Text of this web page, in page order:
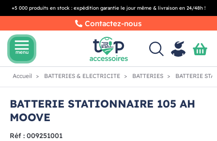
+5 000 produits en stock : expédition garantie le jour même & livraison en 24/48h !
Contactez-nous
menu
menu
Accueil BATTERIES & ELECTRICITE BATTERIES BATTERIE
BATTERIE STATIONNAIRE 105 AH
MOOVE
Réf : 009251001